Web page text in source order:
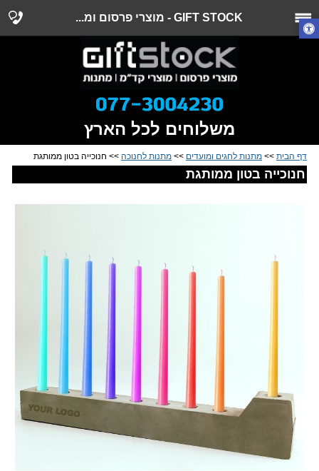
GIFT STOCK - מוצרי פרסום ומ...
משלוחים לכל הארץ
דף הבית >> מתנות לחגים ומועדים >> מתנות לחנוכה >> חנוכייה בטון ממותגת
חנוכייה בטון ממותגת